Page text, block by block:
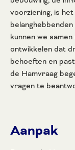
voorziening, is
kunnen we
ontwikkelen dat
behoeften en
de Hamvraag
vragen te
Aanpak